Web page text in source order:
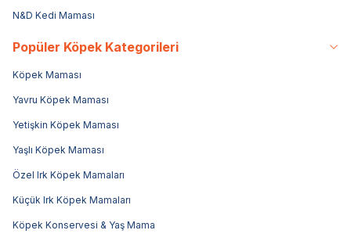
N&D Kedi Maması
Popüler Köpek Kategorileri
Köpek Maması
Yavru Köpek Maması
Yetişkin Köpek Maması
Yaşlı Köpek Maması
Özel Irk Köpek Mamaları
Küçük Irk Köpek Mamaları
Köpek Konservesi & Yaş Mama